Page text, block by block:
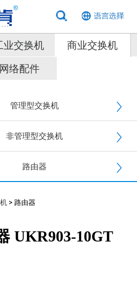
业交换机 商业交换机
网络配件
管理型交换机
非管理型交换机
路由器
> 路由器
UKR903-10GT